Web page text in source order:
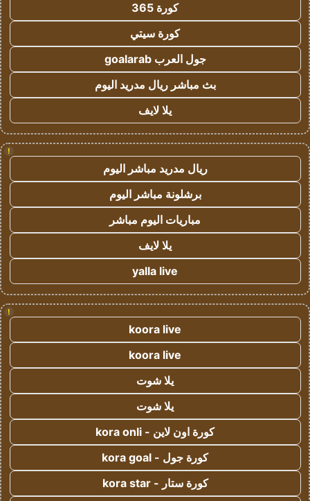
كورة 365
كورة سيتي
جول العرب goalarab
بث مباشر ريال مدريد اليوم
يلا لايف
!
ريال مدريد مباشر اليوم
برشلونة مباشر اليوم
مباريات اليوم مباشر
يلا لايف
yalla live
!
koora live
koora live
يلا شوت
يلا شوت
كورة اون لاين - kora onli
كورة جول - kora goal
كورة ستار - kora star